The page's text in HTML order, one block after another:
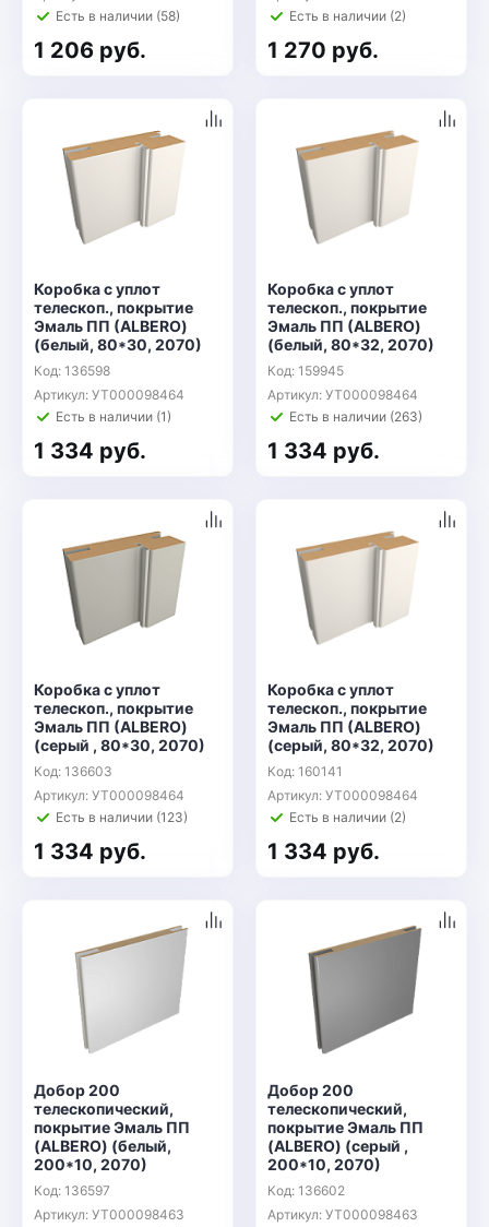
Есть в наличии (58)
1 206 руб.
Есть в наличии (2)
1 270 руб.
Коробка с уплот
телескоп., покрытие
Эмаль ПП (ALBERO)
(белый, 80*30, 2070)
Код: 136598
Артикул: УТ000098464
Есть в наличии (1)
1 334 руб.
Коробка с уплот
телескоп., покрытие
Эмаль ПП (ALBERO)
(белый, 80*32, 2070)
Код: 159945
Артикул: УТ000098464
Есть в наличии (263)
1 334 руб.
Коробка с уплот
телескоп., покрытие
Эмаль ПП (ALBERO)
(серый , 80*30, 2070)
Код: 136603
Артикул: УТ000098464
Есть в наличии (123)
1 334 руб.
Коробка с уплот
телескоп., покрытие
Эмаль ПП (ALBERO)
(серый, 80*32, 2070)
Код: 160141
Артикул: УТ000098464
Есть в наличии (2)
1 334 руб.
Добор 200
телескопический,
покрытие Эмаль ПП
(ALBERO) (белый,
200*10, 2070)
Код: 136597
Артикул: УТ000098463
Добор 200
телескопический,
покрытие Эмаль ПП
(ALBERO) (серый ,
200*10, 2070)
Код: 136602
Артикул: УТ000098463